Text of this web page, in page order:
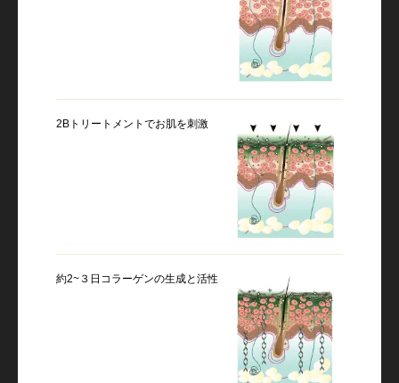
2Bトリートメントでお肌を刺激
約2~３日コラーゲンの生成と活性